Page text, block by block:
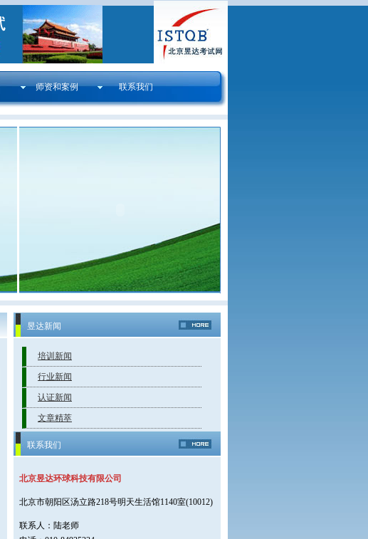
师资和案例 联系我们
昱达新闻
培训新闻
行业新闻
认证新闻
文章精萃
联系我们
北京昱达环球科技有限公司
北京市朝阳区汤立路218号明天生活馆1140室(10012)
联系人：陆老师